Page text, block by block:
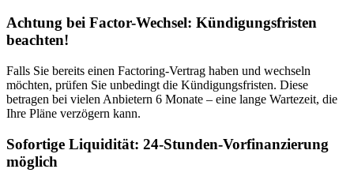
Achtung bei Factor-Wechsel: Kündigungsfristen
beachten!
Falls Sie bereits einen Factoring-Vertrag haben und wechseln
möchten, prüfen Sie unbedingt die Kündigungsfristen. Diese
betragen bei vielen Anbietern 6 Monate – eine lange Wartezeit, die
Ihre Pläne verzögern kann.
Sofortige Liquidität: 24-Stunden-Vorfinanzierung
möglich